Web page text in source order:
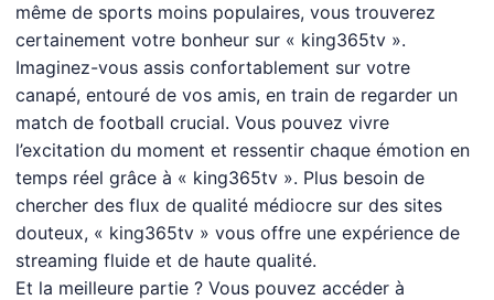
même de sports moins populaires, vous trouverez
certainement votre bonheur sur « king365tv ».
Imaginez-vous assis confortablement sur votre
canapé, entouré de vos amis, en train de regarder un
match de football crucial. Vous pouvez vivre
l’excitation du moment et ressentir chaque émotion en
temps réel grâce à « king365tv ». Plus besoin de
chercher des flux de qualité médiocre sur des sites
douteux, « king365tv » vous offre une expérience de
streaming fluide et de haute qualité.
Et la meilleure partie ? Vous pouvez accéder à